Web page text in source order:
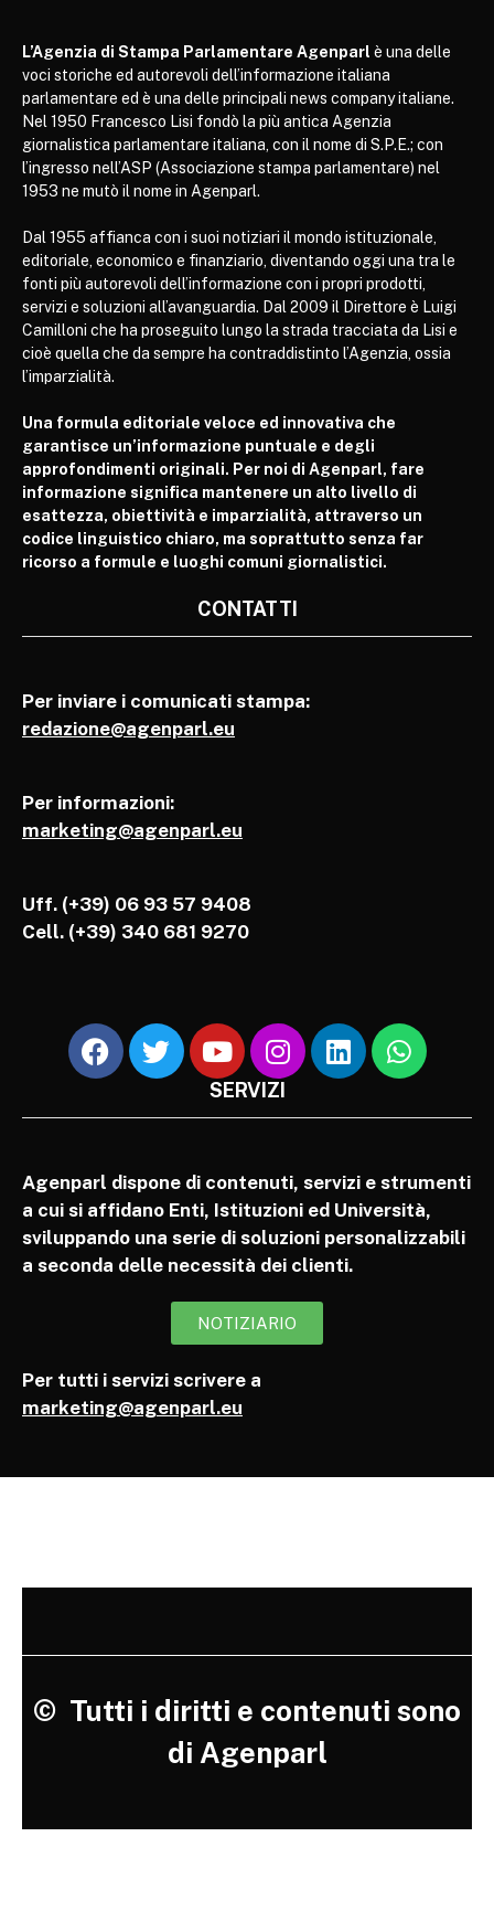
L’Agenzia di Stampa Parlamentare Agenparl è una delle
voci storiche ed autorevoli dell’informazione italiana
parlamentare ed è una delle principali news company italiane.
Nel 1950 Francesco Lisi fondò la più antica Agenzia
giornalistica parlamentare italiana, con il nome di S.P.E.; con
l’ingresso nell’ASP (Associazione stampa parlamentare) nel
1953 ne mutò il nome in Agenparl.
Dal 1955 affianca con i suoi notiziari il mondo istituzionale,
editoriale, economico e finanziario, diventando oggi una tra le
fonti più autorevoli dell’informazione con i propri prodotti,
servizi e soluzioni all’avanguardia. Dal 2009 il Direttore è Luigi
Camilloni che ha proseguito lungo la strada tracciata da Lisi e
cioè quella che da sempre ha contraddistinto l’Agenzia, ossia
l’imparzialità.
Una formula editoriale veloce ed innovativa che
garantisce un’informazione puntuale e degli
approfondimenti originali. Per noi di Agenparl, fare
informazione significa mantenere un alto livello di
esattezza, obiettività e imparzialità, attraverso un
codice linguistico chiaro, ma soprattutto senza far
ricorso a formule e luoghi comuni giornalistici.
CONTATTI
Per inviare i comunicati stampa:
redazione@agenparl.eu
Per informazioni:
marketing@agenparl.eu
Uff. (+39) 06 93 57 9408
Cell. (+39) 340 681 9270
SERVIZI
Agenparl dispone di contenuti, servizi e strumenti
a cui si affidano Enti, Istituzioni ed Università,
sviluppando una serie di soluzioni personalizzabili
a seconda delle necessità dei clienti.
NOTIZIARIO
Per tutti i servizi scrivere a
marketing@agenparl.eu
© Tutti i diritti e contenuti sono
di Agenparl